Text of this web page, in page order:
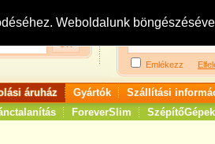
WeboldalunkBejelentkezés:
Emlékezz
áruház Gyártók
Szállítási
ForeverSlim SzépítőGépek